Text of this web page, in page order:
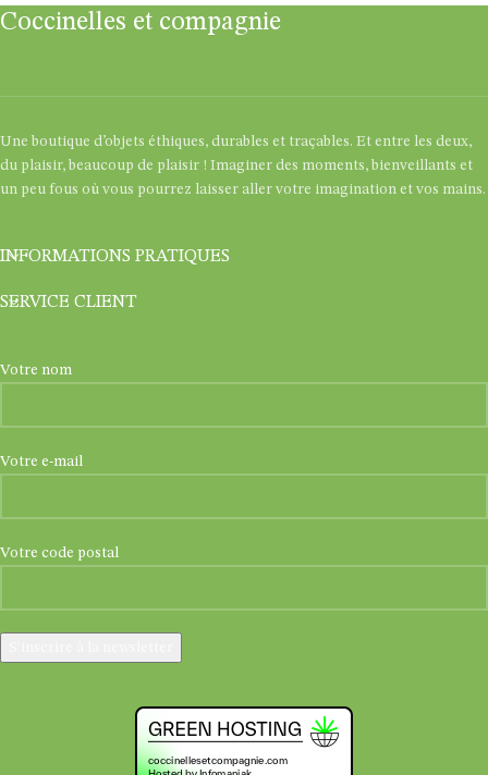
Coccinelles et compagnie
Une boutique d’objets éthiques, durables et traçables. Et entre les deux,
du plaisir, beaucoup de plaisir ! Imaginer des moments, bienveillants et
un peu fous où vous pourrez laisser aller votre imagination et vos mains.
INFORMATIONS PRATIQUES
SERVICE CLIENT
Votre nom
Votre e-mail
Votre code postal